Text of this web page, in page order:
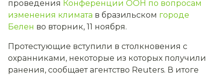
проведения Конференции ООН по вопросам
изменения климата в бразильском городе
Белен во вторник, 11 ноября.
Протестующие вступили в столкновения с
охранниками, некоторые из которых получили
ранения, сообщает агентство Reuters. В итоге